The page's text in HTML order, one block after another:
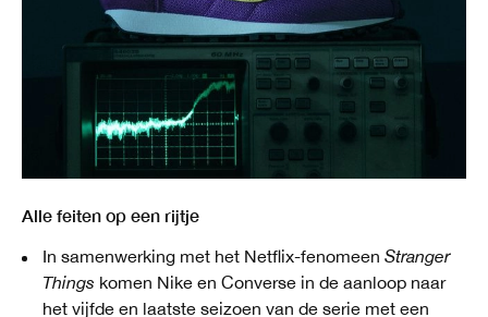
Alle feiten op een rijtje
In samenwerking met het Netflix-fenomeen Stranger
Things komen Nike en Converse in de aanloop naar
het vijfde en laatste seizoen van de serie met een